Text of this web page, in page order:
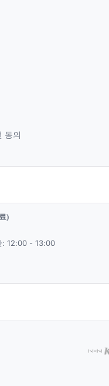
동의
)
: 12:00 - 13:00